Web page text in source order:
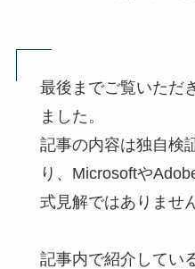
最後までご覧いただ
ました。
記事の内容は独自検
り、Microsoftや
式見解ではありませ
記事内で紹介してい